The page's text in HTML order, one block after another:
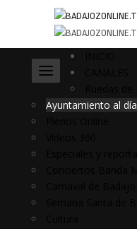
Ayuntamiento al día